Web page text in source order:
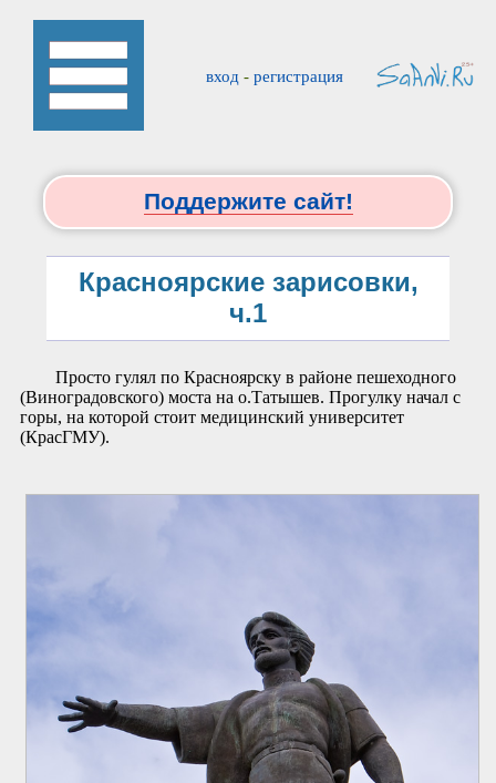
вход - регистрация
Поддержите сайт!
Красноярские зарисовки,
ч.1
Просто гулял по Красноярску в районе пешеходного
(Виноградовского) моста на о.Татышев. Прогулку начал с
горы, на которой стоит медицинский университет
(КрасГМУ).